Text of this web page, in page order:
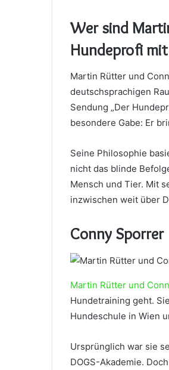
Wer sind
Hundeprofi
Martin Rütter und
deutschsprachigen
Sendung „Der
besondere Gabe: Er
Seine Philosophie
nicht das blinde
Mensch und Tier. Mit
inzwischen weit über
Conny
Martin Rütter und
Hundetraining geht.
Hundeschule in Wien
Ursprünglich war sie
DOGS-Akademie.